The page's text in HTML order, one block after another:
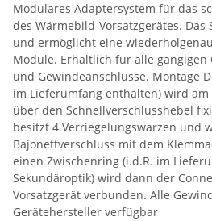
Modulares Adaptersystem für das
des Wärmebild-Vorsatzgerätes. Das
und ermöglicht eine
Module. Erhältlich für alle gängigen
und Gewindeanschlüsse. Montage
im Lieferumfang enthalten) wird
über den Schnellverschlusshebel
besitzt 4 Verriegelungswarzen und
Bajonettverschluss mit dem
einen Zwischenring (i.d.R. im
Sekundäroptik) wird dann der
Vorsatzgerät verbunden. Alle
Gerätehersteller verfügbar